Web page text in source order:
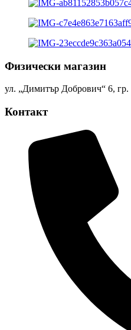
Физически магазин
ул. „Димитър Добрович“ 6,
Контакт